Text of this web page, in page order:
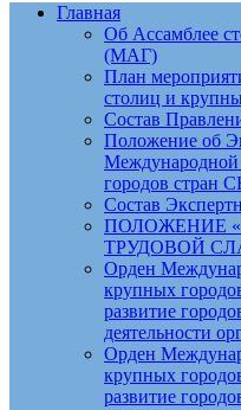
Главная
Об Ассамблее
(МАГ)
План
столиц и
Состав
Положение об
Международной
городов стран
Состав
ПОЛОЖЕНИЕ
ТРУДОВОЙ
Орден
крупных
развитие
деятельности
Орден
крупных
развитие